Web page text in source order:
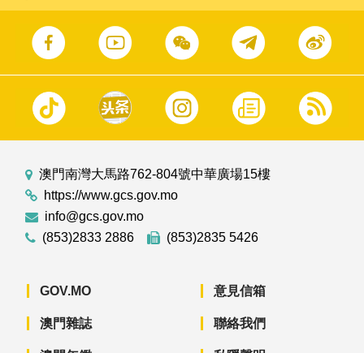
澳門南灣大馬路762-804號中華廣場15樓
https://www.gcs.gov.mo
info@gcs.gov.mo
(853)2833 2886
(853)2835 5426
GOV.MO
澳門雜誌
意見信箱
聯絡我們